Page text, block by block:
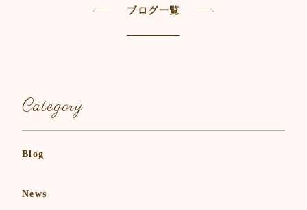
ブログ一覧
Category
Blog
News